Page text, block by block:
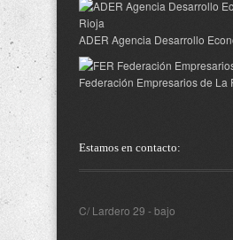
ADER Agencia Desarrollo
Federación Empresarios de La
Estamos en contacto:
C/ Lardero 29 - bajo